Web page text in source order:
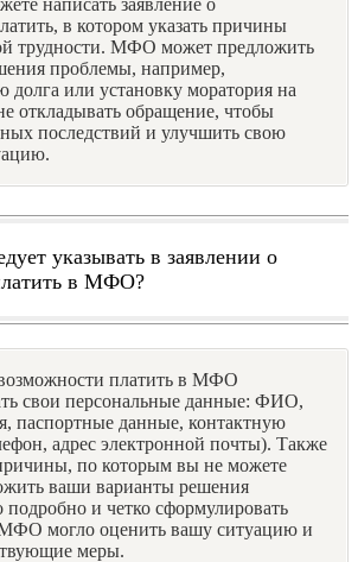
в котором указать причины
трудности. МФО может предложить
проблемы, например,
долга или установку моратория на
откладывать обращение, чтобы
последствий и улучшить свою
указывать в заявлении о
в МФО?
платить в МФО
свои персональные данные: ФИО,
паспортные данные, контактную
адрес электронной почты). Также
по которым вы не можете
ваши варианты решения
и четко сформулировать
могло оценить вашу ситуацию и
меры.